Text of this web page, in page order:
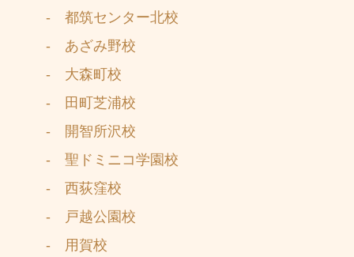
- 都筑センター北校
- あざみ野校
- 大森町校
- 田町芝浦校
- 開智所沢校
- 聖ドミニコ学園校
- 西荻窪校
- 戸越公園校
- 用賀校